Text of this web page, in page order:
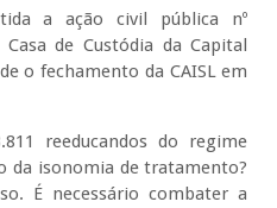
a ação civil pública nº
de Custódia da Capital
o fechamento da CAISL em
reeducandos do regime
da isonomia de tratamento?
É necessário combater a